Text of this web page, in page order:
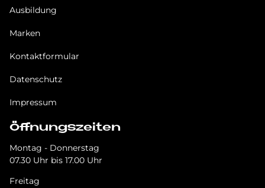
Ausbildung
Marken
Kontaktformular
Datenschutz
Impressum
Öffnungszeiten
Montag - Donnerstag
07.30 Uhr bis 17.00 Uhr
Freitag